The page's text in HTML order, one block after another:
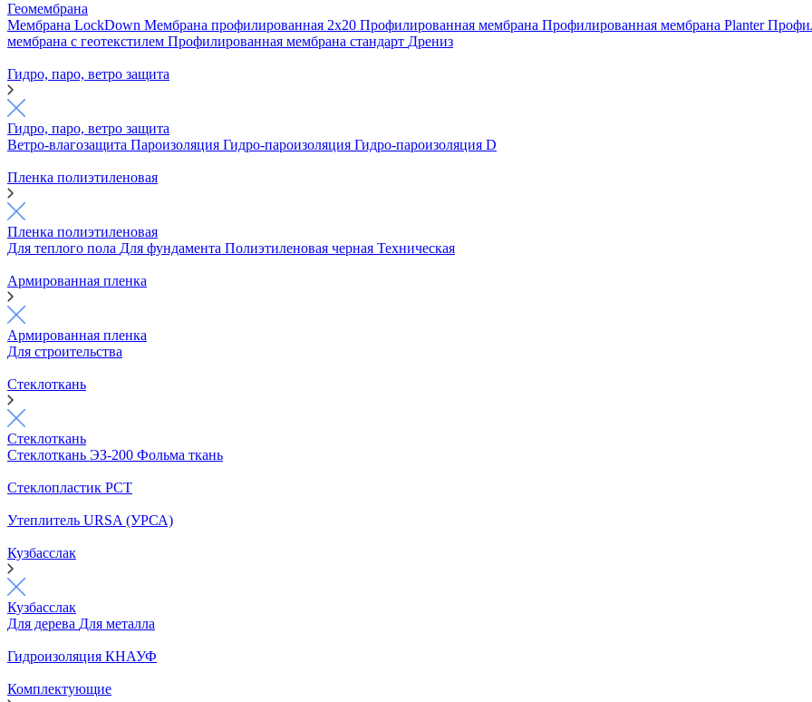
Геомембрана
Мембрана LockDown Мембрана профилированная 2х20 Профилированная мембрана Профилированная мембрана Planter
мембрана с геотекстилем Профилированная мембрана стандарт Дрениз
Гидро, паро, ветро защита
Гидро, паро, ветро защита
Ветро-влагозащита Пароизоляция Гидро-пароизоляция Гидро-пароизоляция D
Пленка полиэтиленовая
Пленка полиэтиленовая
Для теплого пола Для фундамента Полиэтиленовая черная Техническая
Армированная пленка
Армированная пленка
Для строительства
Стеклоткань
Стеклоткань
Стеклоткань ЭЗ-200 Фольма ткань
Стеклопластик РСТ
Утеплитель URSA (УРСА)
Кузбасслак
Кузбасслак
Для дерева Для металла
Гидроизоляция КНАУФ
Комплектующие